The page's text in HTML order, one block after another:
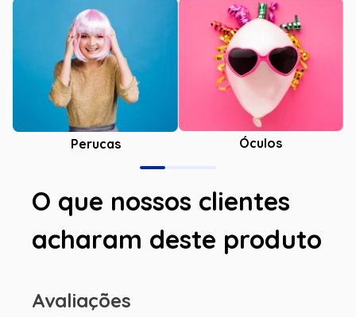
Perucas Óculos
O que nossos clientes
acharam deste produto
Avaliações